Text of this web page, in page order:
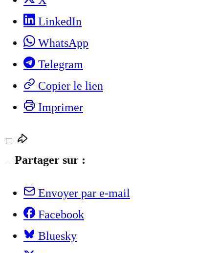
LinkedIn
WhatsApp
Telegram
Copier le lien
Imprimer
Partager sur :
Envoyer par e-mail
Facebook
Bluesky